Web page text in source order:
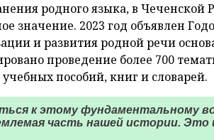
родного языка, в Чеченской
значение. 2023 год объявлен
и развития родной речи
проведение более 700
пособий, книг и словарей.
к этому фундаментальному
часть нашей истории. Это